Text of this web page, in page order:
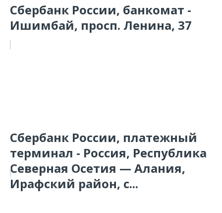
Сбербанк России, банкомат -
Ишимбай, просп. Ленина, 37
Сбербанк России, платежный
терминал - Россия, Республика
Северная Осетия — Алания,
Ирафский район, с...